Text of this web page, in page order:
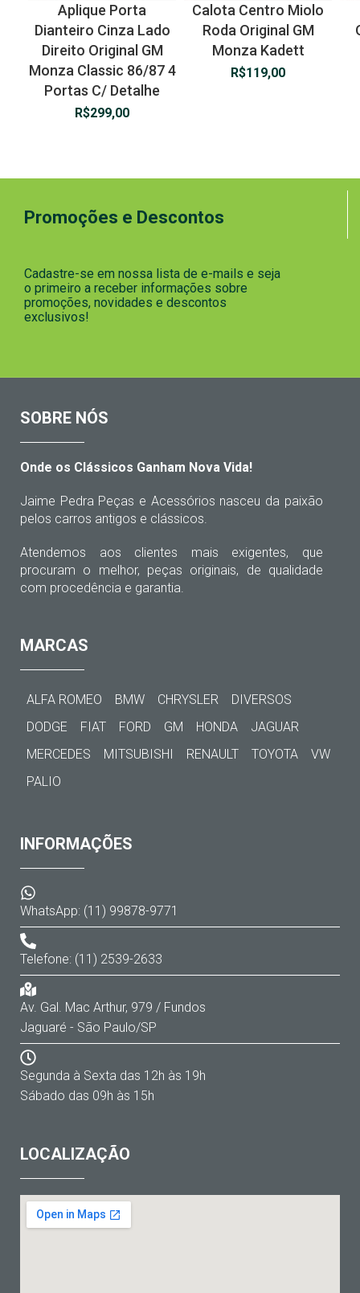
Aplique Porta
Dianteiro Cinza Lado
Direito Original GM
Monza Classic 86/87 4
Portas C/ Detalhe
R$299,00
Calota Centro Miolo
Roda Original GM
Monza Kadett
R$119,00
Promoções e Descontos
Cadastre-se em nossa lista de e-mails e seja
o primeiro a receber informações sobre
promoções, novidades e descontos
exclusivos!
SOBRE NÓS
Onde os Clássicos Ganham Nova Vida!
Jaime Pedra Peças e Acessórios nasceu da paixão
pelos carros antigos e clássicos.
Atendemos aos clientes mais exigentes, que
procuram o melhor, peças originais, de qualidade
com procedência e garantia.
MARCAS
ALFA ROMEO BMW CHRYSLER
DIVERSOS
DODGE
FIAT FORD GM HONDA
JAGUAR
MERCEDES
MITSUBISHI RENAULT TOYOTA
VW
PALIO
INFORMAÇÕES
WhatsApp: (11) 99878-9771
Telefone: (11) 2539-2633
Av. Gal. Mac Arthur, 979 / Fundos
Jaguaré - São Paulo/SP
Segunda à Sexta das 12h às 19h
Sábado das 09h às 15h
LOCALIZAÇÃO